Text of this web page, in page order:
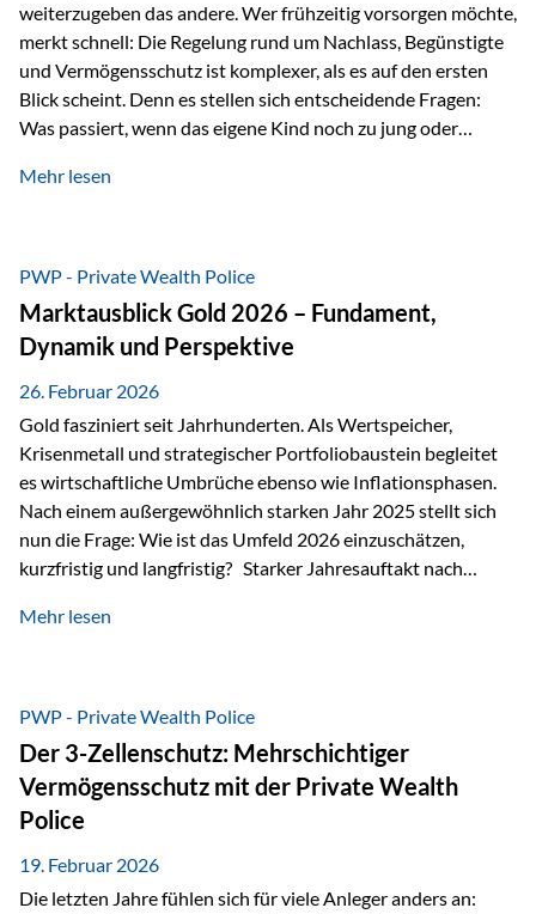
weiterzugeben das andere. Wer frühzeitig vorsorgen möchte,
merkt schnell: Die Regelung rund um Nachlass, Begünstigte
und Vermögensschutz ist komplexer, als es auf den ersten
Blick scheint. Denn es stellen sich entscheidende Fragen:
Was passiert, wenn das eigene Kind noch zu jung oder
verwalten? Wie kann verhindert werden, dass Ex-Partner,
unbürokratisch übertragen, ohne ausschließlich auf ein
Testament angewiesen zu sein? Wenn klassische Lösungen
nicht ausreichen Traditionelle Nachlassregelungen stoßen
oft…
Mehr lesen
PWP - Private Wealth Police
Marktausblick Gold 2026 – Fundament,
Dynamik und Perspektive
26. Februar 2026
Gold fasziniert seit Jahrhunderten. Als Wertspeicher,
Krisenmetall und strategischer Portfoliobaustein begleitet
es wirtschaftliche Umbrüche ebenso wie Inflationsphasen.
Nach einem außergewöhnlich starken Jahr 2025 stellt sich
nun die Frage: Wie ist das Umfeld 2026 einzuschätzen,
kurzfristig und langfristig? Starker Jahresauftakt nach
Dynamik in das Jahr 2026 gestartet. Zwischen dem
Währungen: +11,5 % Bereits 2025 war ein außergewöhnlich
starkes Jahr: +64,4 % in USD Durchschnitt über alle
Währungen: +56,6 % Langfristig zeigt sich ebenfalls ein
solides…
Mehr lesen
PWP - Private Wealth Police
Der 3-Zellenschutz: Mehrschichtiger
Vermögensschutz mit der Private Wealth
Police
19. Februar 2026
Die letzten Jahre fühlen sich für viele Anleger anders an: